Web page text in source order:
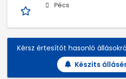
Pécs
Kérsz értesítőt hasonló
Készíts